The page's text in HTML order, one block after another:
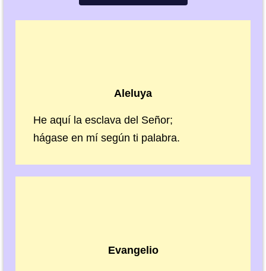
Aleluya
He aquí la esclava del Señor;
hágase en mí según ti palabra.
Evangelio